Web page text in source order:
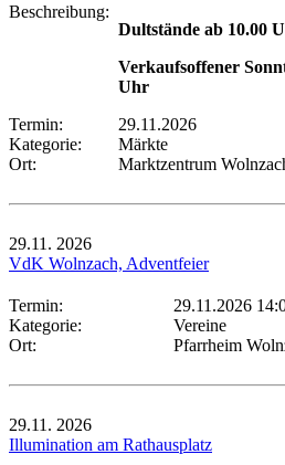
Beschreibung:
Dultstände ab 10.00
Verkaufsoffener
Uhr
Termin:
29.11.2026
Kategorie:
Märkte
Ort:
Marktzentrum
29.11. 2026
VdK Wolnzach, Adventfeier
Termin:
29.11.2026
Kategorie:
Vereine
Ort:
Pfarrheim
29.11. 2026
Illumination am Rathausplatz